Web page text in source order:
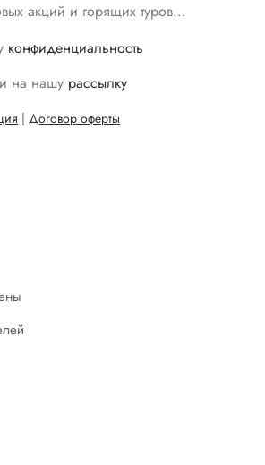
акций и горящих туров…
конфиденциальность
на нашу рассылку
| Договор оферты